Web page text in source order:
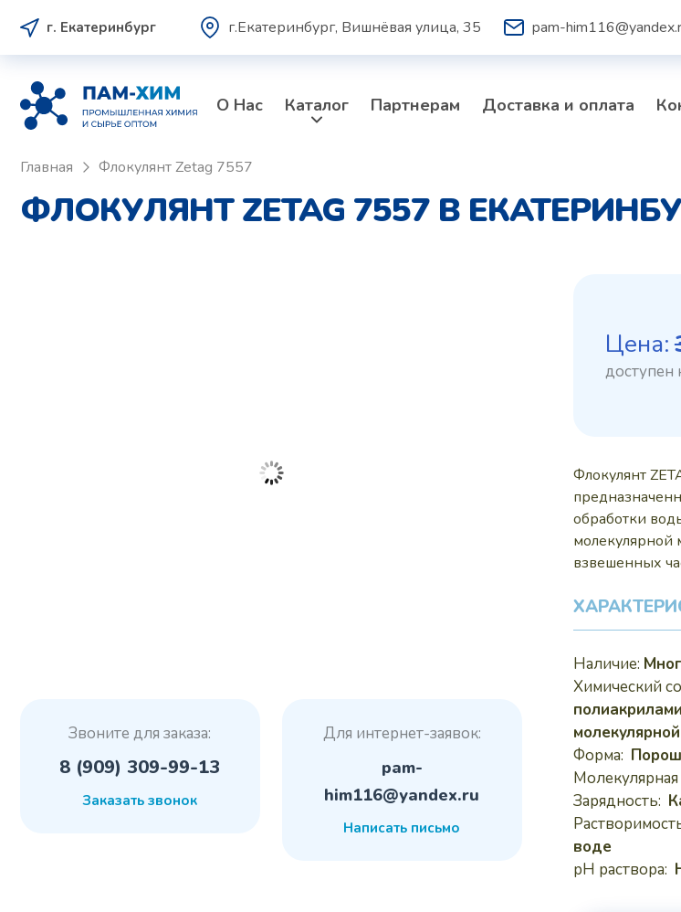
г. Екатеринбург г.Екатеринбург, Вишнёвая улица, 35 pam-
О Нас Каталог Партнерам Доставка и оплата
Главная Флокулянт Zetag 7557
ФЛОКУЛЯНТ ZETAG 7557 В
Звоните для заказа:
8 (909) 309-99-13
Заказать звонок
Для интернет-заявок:
pam-
him116@yandex.ru
Написать письмо
Цена:
Флокулянт
обработки
молекулярной
взвешенных
Наличие:
Химический
Форма:
Молекулярная
Зарядность:
воде
pH раствора: